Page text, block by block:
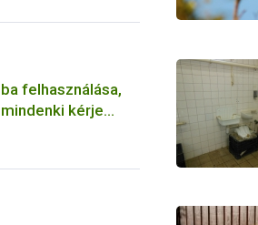
felhasználása,
kérje